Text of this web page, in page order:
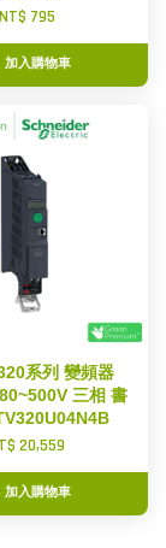
NT$ 795
加入購物車
系列 變頻器
三相 書
20,559
加入購物車